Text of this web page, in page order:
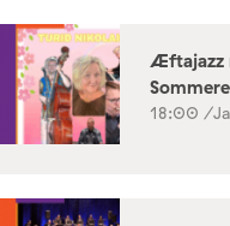
Æftajazz
18:00 /